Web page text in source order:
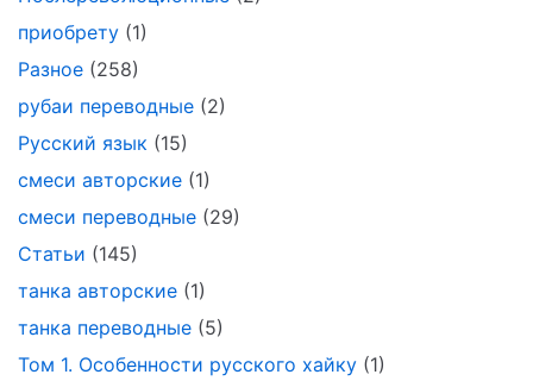
приобрету (1)
Разное (258)
рубаи переводные (2)
Русский язык (15)
смеси авторские (1)
смеси переводные (29)
Статьи (145)
танка авторские (1)
танка переводные (5)
Том 1. Особенности русского хайку (1)